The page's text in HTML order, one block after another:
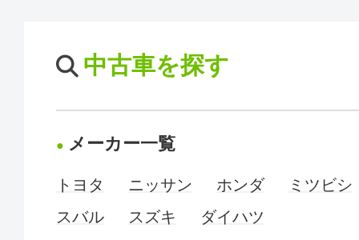
中古車を探す
メーカー一覧
トヨタ ニッサン ホンダ
ミツビシ
スバル
スズキ ダイハツ